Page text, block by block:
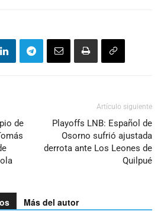
de
Artículo siguiente
Playoffs LNB: Español de
Osorno sufrió ajustada
derrota ante Los Leones de
Quilpué
Más del autor